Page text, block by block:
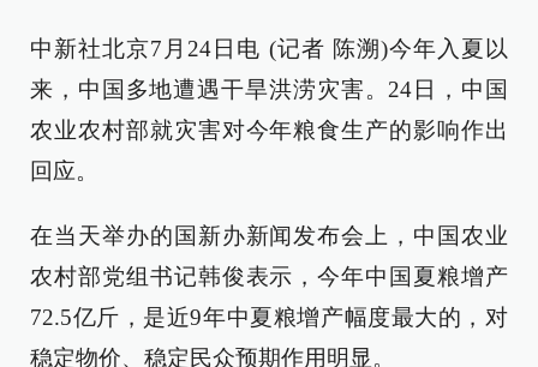
中新社北京7月24日电 (记者 陈溯)今年入夏以
来，中国多地遭遇干旱洪涝灾害。24日，中国
农业农村部就灾害对今年粮食生产的影响作出
回应。
在当天举办的国新办新闻发布会上，中国农业
农村部党组书记韩俊表示，今年中国夏粮增产
72.5亿斤，是近9年中夏粮增产幅度最大的，对
稳定物价、稳定民众预期作用明显。